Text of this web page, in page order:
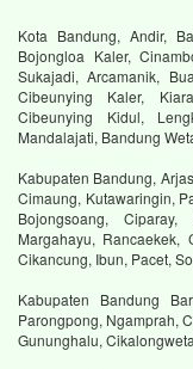
Kota Bandung, Andir,
Bojongloa Kaler,
Sukajadi, Arcamanik,
Cibeunying Kaler,
Cibeunying Kidul,
Mandalajati, Bandung
Kabupaten Bandung,
Cimaung, Kutawaringin,
Bojongsoang, Ciparay,
Margahayu, Rancaekek,
Cikancung, Ibun, Pacet,
Kabupaten Bandung
Parongpong, Ngamprah,
Gununghalu,